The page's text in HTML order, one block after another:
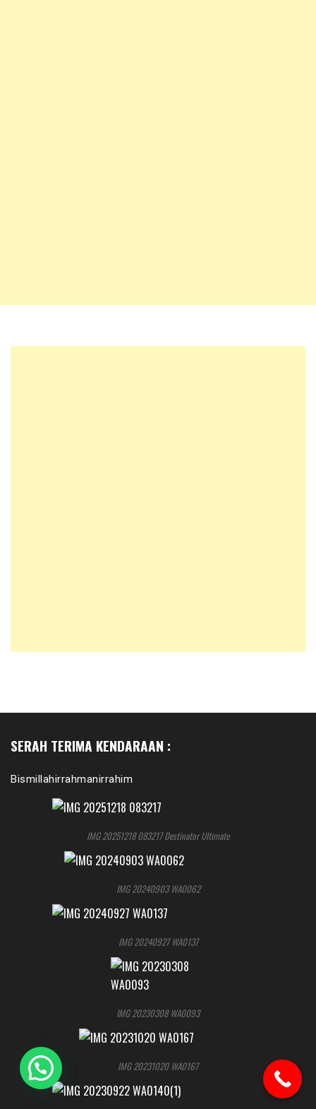
SERAH TERIMA KENDARAAN :
Bismillahirrahmanirrahim
IMG 20251218 083217 Destinator Ultimate
IMG 20240903 WA0062
IMG 20240927 WA0137
IMG 20230308 WA0093
IMG 20231020 WA0167